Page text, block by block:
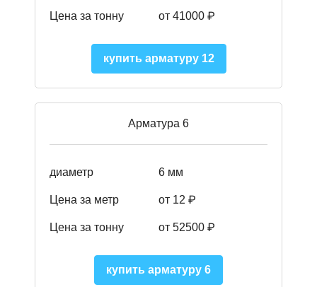
Цена за тонну от 41000 ₽
купить арматуру 12
Арматура 6
диаметр 6 мм
Цена за метр от 12 ₽
Цена за тонну от 52500 ₽
купить арматуру 6